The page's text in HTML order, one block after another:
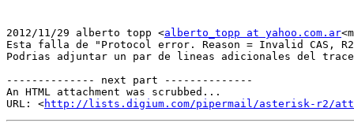
2012/11/29 alberto topp <alberto_topp at yahoo.com.ar
Esta falla de "Protocol error. Reason = Invalid CAS,
Podrias adjuntar un par de lineas adicionales del
-------------- next part --------------
An HTML attachment was scrubbed...
URL: <http://lists.digium.com/pipermail/asterisk-r2/